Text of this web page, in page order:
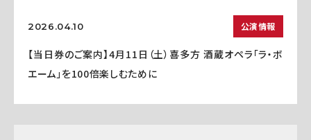
2026.04.10 公演情報
【当日券のご案内】4月11日（土）喜多方 酒蔵オペラ「ラ・ボ
エーム」を100倍楽しむために